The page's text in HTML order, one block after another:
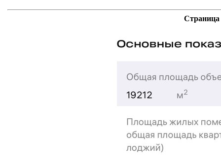
Страница